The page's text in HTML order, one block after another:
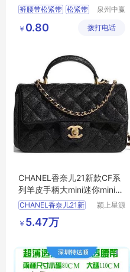
裤腰带松紧带 松紧带
流行舒适防滑
泉州中赢
有限公司
￥ 0.80 拨打电话
CHANEL香奈儿21新款CF系
列羊皮手柄大mini迷你minicf
手环包handle
CHANEL香奈儿21新
颍上星源
￥ 5.47万